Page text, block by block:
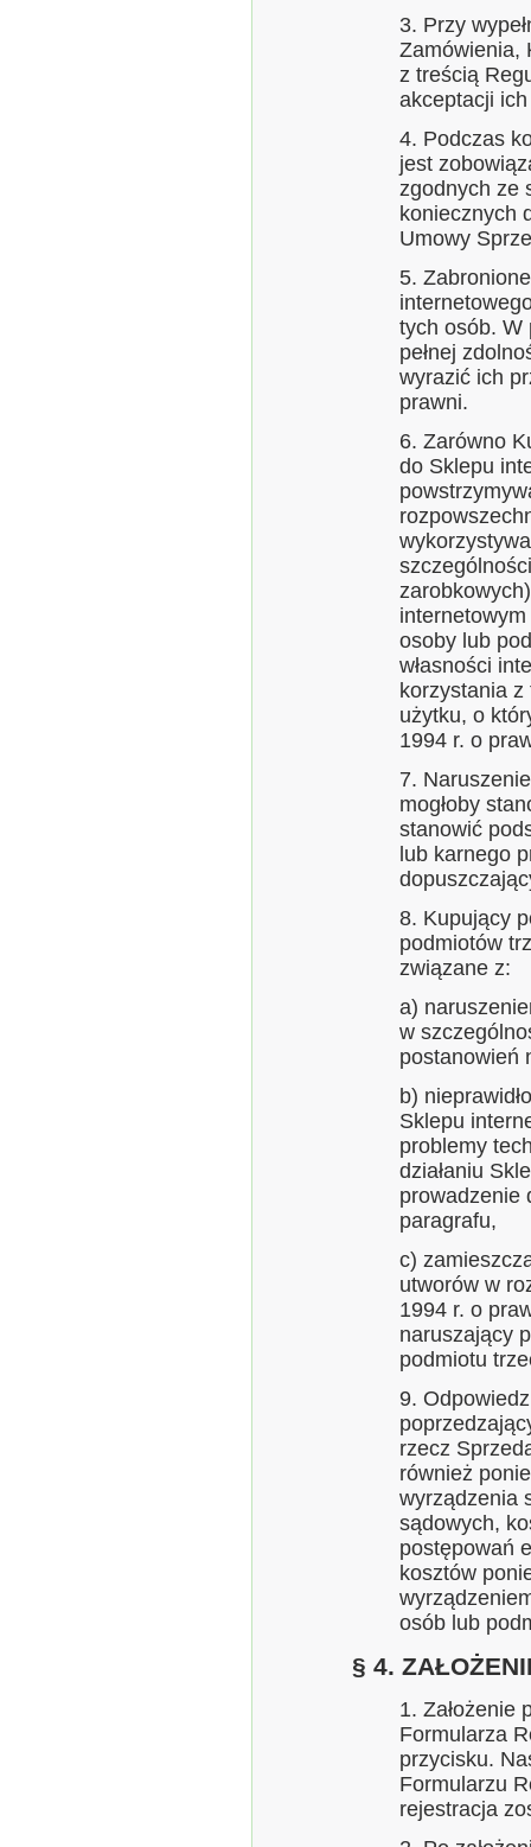
3. Przy
Zamówienia,
z treścią
akceptacji
4. Podczas
jest
zgodnych ze
koniecznych
Umowy
5.
tych osób. W
pełnej
wyrazić ich
prawni.
6. Zarówno
do Sklepu
osoby lub
własności
korzystania z
użytku, o
1994 r. o
7.
mogłoby
stanowić
lub karnego
8. Kupujący
podmiotów
związane z:
a)
w
postanowień
b)
Sklepu
problemy
działaniu
prowadzenie
paragrafu,
c)
utworów w
1994 r. o
naruszający
podmiotu
9.
rzecz
również
wyrządzenia
sądowych,
postępowań
kosztów
osób lub
§ 4.
1. Założenie
Formularza
przycisku.
Formularzu
rejestracja